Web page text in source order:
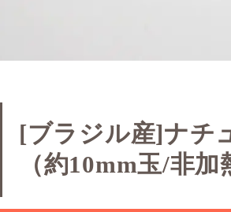
[ブラジル産]ナチ
（約10mm玉/非